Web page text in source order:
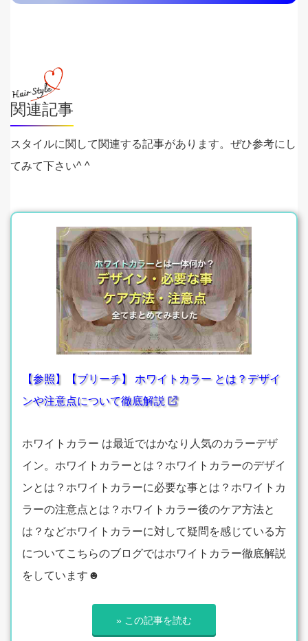
関連記事
スタイルに関して関連する記事があります。ぜひ参考にし
てみて下さい^ ^
【参照】【ブリーチ】 ホワイトカラー とは？デザイ
ンや注意点について徹底解説
ホワイトカラー は最近ではかなり人気のカラーデザ
イン。ホワイトカラーとは？ホワイトカラーのデザイ
ンとは？ホワイトカラーに必要な事とは？ホワイトカ
ラーの注意点とは？ホワイトカラー後のケア方法と
は？などホワイトカラーに対して疑問を感じている方
についてこちらのブログではホワイトカラー徹底解説
をしています☻
» この記事を読む